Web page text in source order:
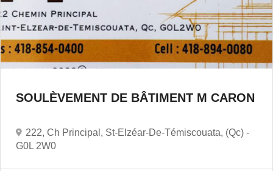
SOULÈVEMENT DE BÂTIMENT M CARON
222, Ch Principal, St-Elzéar-De-Témiscouata, (Qc) -
G0L 2W0